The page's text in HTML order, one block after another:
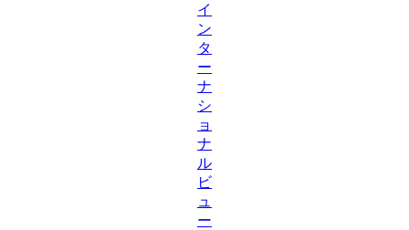
イ
ン
タ
ー
ナ
シ
ョ
ナ
ル
ビ
ュ
ー